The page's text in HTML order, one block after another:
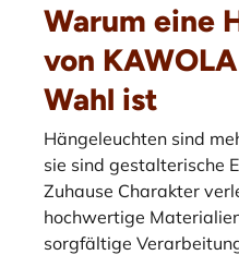
Warum eine
von
Wahl ist
Hängeleuchten sind
sie sind gestalterische
Zuhause Charakter
hochwertige
sorgfältige